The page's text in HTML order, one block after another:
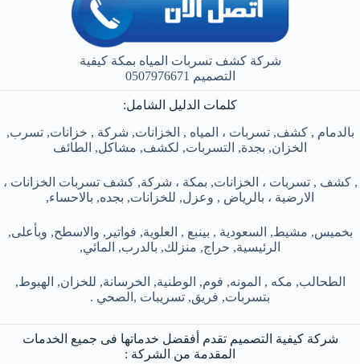
شركة كشف تسربات المياه بمكة كيفية
التصميم 0507976671
كلمات الدليل الشامل:
بالدمام , كشف, تسربات ، المياه , الخزانات, شركة , خزانات, تسرب,
الخزان, بجدة, التسربات, لكشف, مشاكل, الطائف
, كشف , تسربات ، الخزانات, بمكة ، شركة, كشف تسربات الخزانات ،
الارضية ، بالرياض , وعزل, للخزانات, بجده, بالاحساء,
بخميس, مشيط, السعودية , بينبع , العلوية, فواتير, والاسطح, وبأعلى,
الرئيسية, حراج, منزلك, بالدرب, المائي,
الطحالب, مكه , المونه, فوم, الوطنية, الخرسانة, للخزان, الهبوط,
بتسربات, فريق, تسريبات ,الصحي .
شركة كيفية التصميم تقدم أفقضل خدماتها فى جميع الخدمات
المقدمة من الشركة :